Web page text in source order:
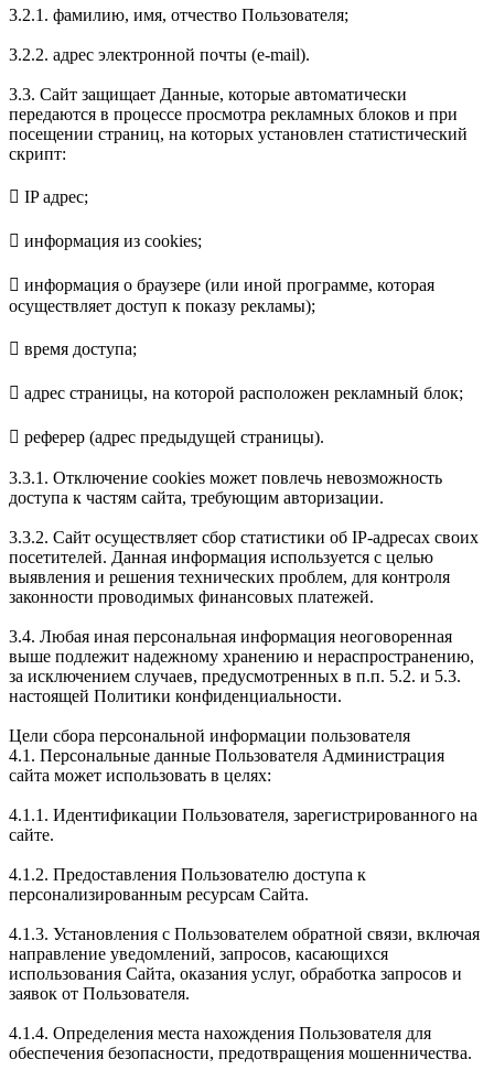
3.2.1. фамилию, имя, отчество Пользователя;
3.2.2. адрес электронной почты (e-mail).
3.3. Сайт защищает Данные, которые автоматически
передаются в процессе просмотра рекламных блоков и при
посещении страниц, на которых установлен статистический
скрипт:
 IP адрес;
 информация из cookies;
 информация о браузере (или иной программе, которая
осуществляет доступ к показу рекламы);
 время доступа;
 адрес страницы, на которой расположен рекламный блок;
 реферер (адрес предыдущей страницы).
3.3.1. Отключение cookies может повлечь невозможность
доступа к частям сайта, требующим авторизации.
3.3.2. Сайт осуществляет сбор статистики об IP-адресах своих
посетителей. Данная информация используется с целью
выявления и решения технических проблем, для контроля
законности проводимых финансовых платежей.
3.4. Любая иная персональная информация неоговоренная
выше подлежит надежному хранению и нераспространению,
за исключением случаев, предусмотренных в п.п. 5.2. и 5.3.
настоящей Политики конфиденциальности.
Цели сбора персональной информации пользователя
4.1. Персональные данные Пользователя Администрация
сайта может использовать в целях:
4.1.1. Идентификации Пользователя, зарегистрированного на
сайте.
4.1.2. Предоставления Пользователю доступа к
персонализированным ресурсам Сайта.
4.1.3. Установления с Пользователем обратной связи, включая
направление уведомлений, запросов, касающихся
использования Сайта, оказания услуг, обработка запросов и
заявок от Пользователя.
4.1.4. Определения места нахождения Пользователя для
обеспечения безопасности, предотвращения мошенничества.